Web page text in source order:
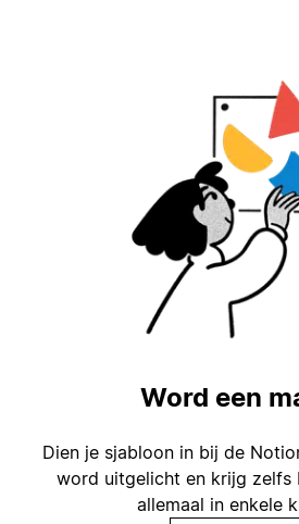
Word een
Dien je sjabloon in bij de
word uitgelicht en krijg zelfs
allemaal in enkele